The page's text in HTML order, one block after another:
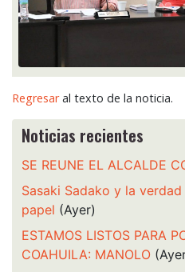
Regresaral texto de la noticia.
Noticias recientes
SE REUNE EL ALCALDE
Sasaki Sadako y la
papel (Ayer)
ESTAMOS LISTOS PARA
COAHUILA: MANOLO